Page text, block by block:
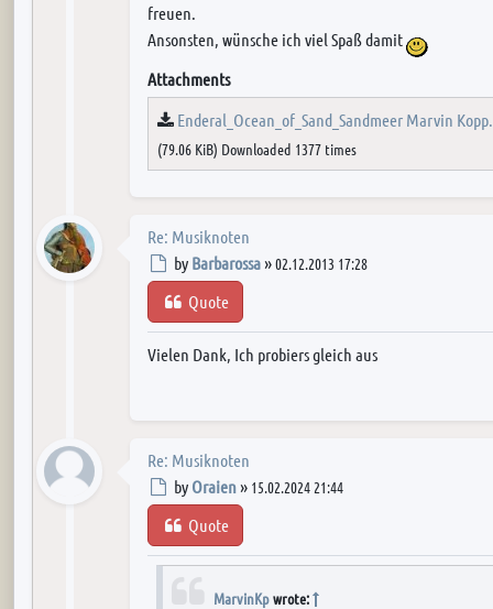
freuen.
Ansonsten, wünsche ich viel Spaß damit
Attachments
Enderal_Ocean_of_Sand_Sandmeer Marvin
(79.06 KiB) Downloaded 1377 times
Re: Musiknoten
Post
by Barbarossa»02.12.2013 17:28
Quote
Vielen Dank, Ich probiers gleich aus
Re: Musiknoten
Post
by Oraien» 15.02.2024 21:44
Quote
MarvinKpwrote: